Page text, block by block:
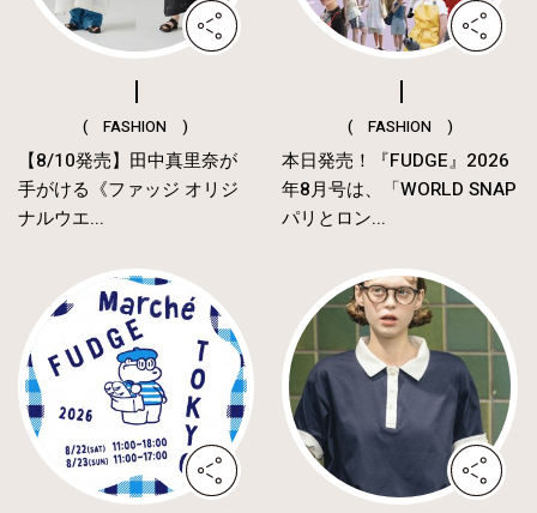
( FASHION )
【8/10発売】田中真里奈が
手がける《ファッジ オリジ
ナルウエ...
( FASHION )
本日発売！『FUDGE』2026
年8月号は、「WORLD SNAP
パリとロン...